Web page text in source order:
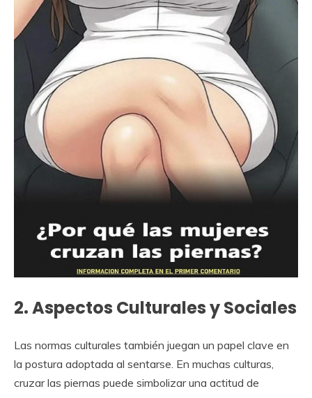
2. Aspectos Culturales y Sociales
Las normas culturales también juegan un papel clave en
la postura adoptada al sentarse. En muchas culturas,
cruzar las piernas puede simbolizar una actitud de